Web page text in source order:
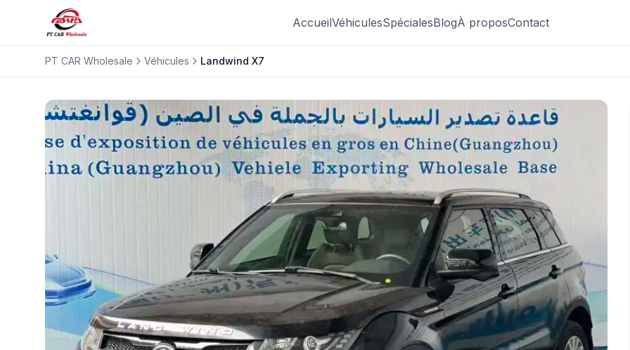
AccueilVéhiculesSpécialesBlogÀ proposContact
PT CAR Wholesale Véhicules Landwind X7